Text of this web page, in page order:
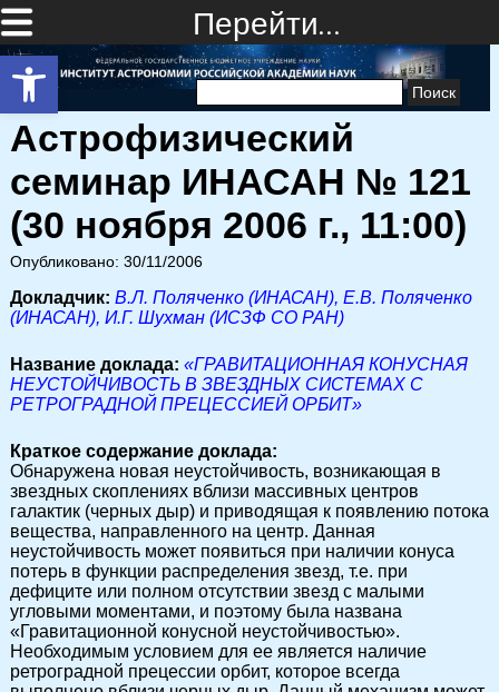
Открыть панель инструментов
Перейти…
Найти:
Астрофизический
семинар ИНАСАН № 121
(30 ноября 2006 г., 11:00)
Опубликовано: 30/11/2006
Докладчик: В.Л. Поляченко (ИНАСАН), Е.В. Поляченко
(ИНАСАН), И.Г. Шухман (ИСЗФ СО РАН)
Название доклада: «ГРАВИТАЦИОННАЯ КОНУСНАЯ
НЕУСТОЙЧИВОСТЬ В ЗВЕЗДНЫХ СИСТЕМАХ С
РЕТРОГРАДНОЙ ПРЕЦЕССИЕЙ ОРБИТ»
Краткое содержание доклада:
Обнаружена новая неустойчивость, возникающая в
звездных скоплениях вблизи массивных центров
галактик (черных дыр) и приводящая к появлению потока
вещества, направленного на центр. Данная
неустойчивость может появиться при наличии конуса
потерь в функции распределения звезд, т.е. при
дефиците или полном отсутствии звезд с малыми
угловыми моментами, и поэтому была названа
«Гравитационной конусной неустойчивостью».
Необходимым условием для ее является наличие
ретроградной прецессии орбит, которое всегда